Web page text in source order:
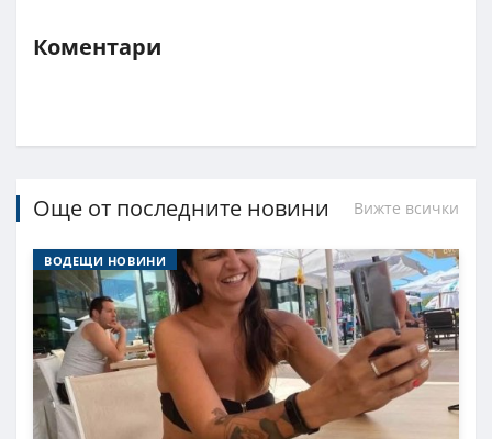
Коментари
Още от последните новини Вижте всички
ВОДЕЩИ НОВИНИ